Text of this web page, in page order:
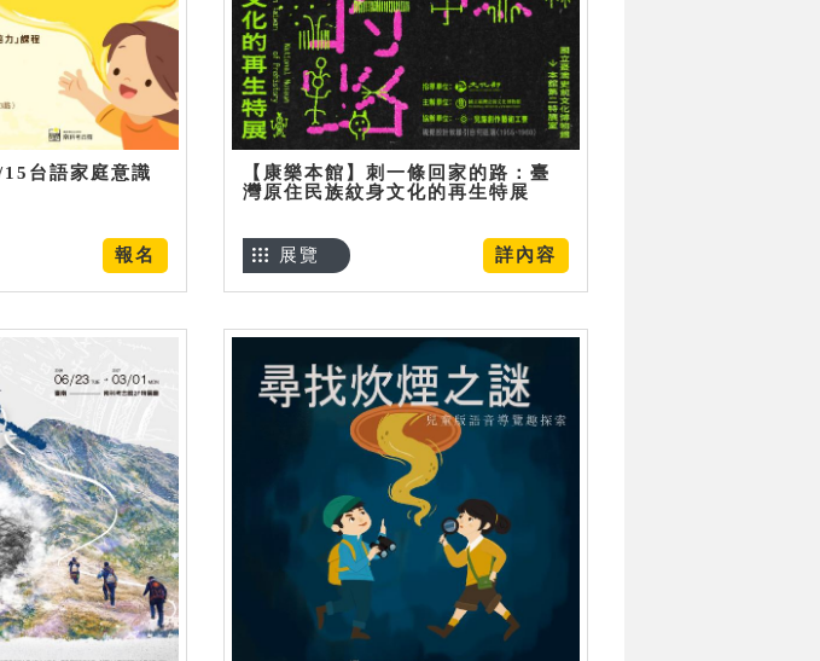
15台語家庭意識
報名
【康樂本館】刺一條回家的路：臺
灣原住民族紋身文化的再生特展
詳內容
展覽